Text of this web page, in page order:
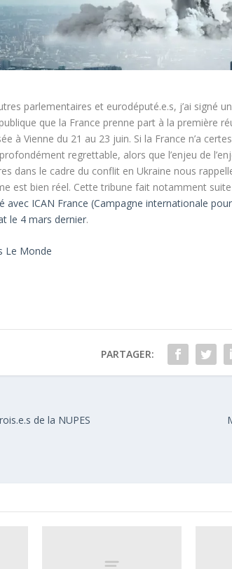
parlementaires et eurodéputé.e.s, j’ai signé
que la France prenne part à la première
à Vienne du 21 au 23 juin. Si la France n’a
regrettable, alors que l’enjeu de
dans le cadre du conflit en Ukraine nous
est bien réel. Cette tribune fait notamment
avec ICAN France (Campagne internationale
le 4 mars dernier.
Le Monde
PARTAGER:
de la NUPES